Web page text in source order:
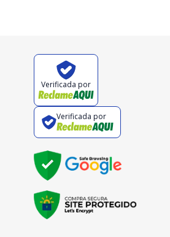
Verificada por
Verificada por